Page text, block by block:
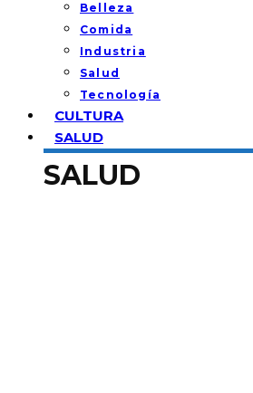
Belleza
Comida
Industria
Salud
Tecnología
CULTURA
SALUD
SALUD